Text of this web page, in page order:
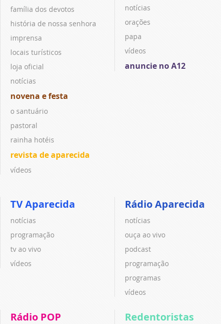
família dos devotos
história de nossa senhora
imprensa
locais turísticos
loja oficial
notícias
novena e festa
o santuário
pastoral
rainha hotéis
revista de aparecida
vídeos
notícias
orações
papa
vídeos
anuncie no A12
TV Aparecida
notícias
programação
tv ao vivo
vídeos
Rádio Aparecida
notícias
ouça ao vivo
podcast
programação
programas
vídeos
Rádio POP Redentoristas